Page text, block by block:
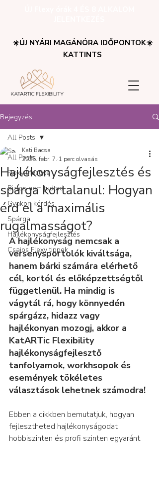
☀️ÚJ NYÁRI MAGÁNÓRA IDŐPONTOK☀️
KATTINTS
Bejegyzés
All Posts
Flexy lifestyle
Biztos nem tudtad
Gyakori kérdés
Spárga
Hajlékonyságfejlesztés
Csajos Flexy tippek
All Posts
Hajlékonyságfejlesztés és
spárga kortalanul: Hogyan
érd el a maximális
rugalmasságot?
Kati Bacsa
2025. febr. 7. 1 perc olvasás
A hajlékonyság nemcsak a
versenysportolók kiváltsága,
hanem bárki számára elérhető
cél, kortól és előképzettségtől
függetlenül. Ha mindig is
vágytál rá, hogy könnyedén
spárgázz, hidazz vagy
hajlékonyan mozogj, akkor a
KatARTic Flexibility
hajlékonyságfejlesztő
tanfolyamok, workhsopok és
események tökéletes
választások lehetnek számodra!
Ebben a cikkben bemutatjuk, hogyan
fejlesztheted hajlékonyságodat
hobbiszinten és profi szinten egyaránt.